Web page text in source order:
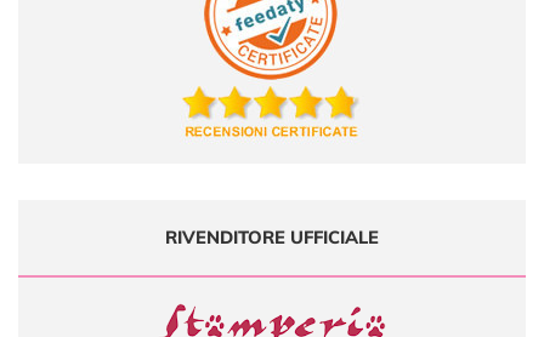
RIVENDITORE UFFICIALE